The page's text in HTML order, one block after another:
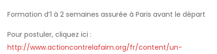
Formation d’1 à 2 semaines assurée à Paris avant le départ
Pour postuler, cliquez ici :
http://www.actioncontrelafaim.org/fr/content/un-